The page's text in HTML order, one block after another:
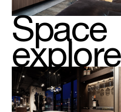
Space
explore